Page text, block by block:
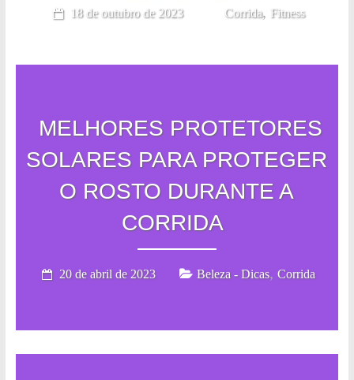
18 de outubro de 2023 Corrida, Fitness
MELHORES PROTETORES
SOLARES PARA PROTEGER
O ROSTO DURANTE A
CORRIDA
20 de abril de 2023 Beleza - Dicas,Corrida